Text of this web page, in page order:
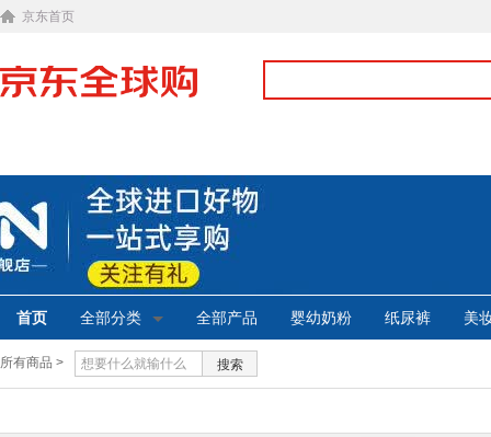
京东首页
首页 全部分类 全部产品 婴幼奶粉 纸尿裤 美
所有商品 > 搜索